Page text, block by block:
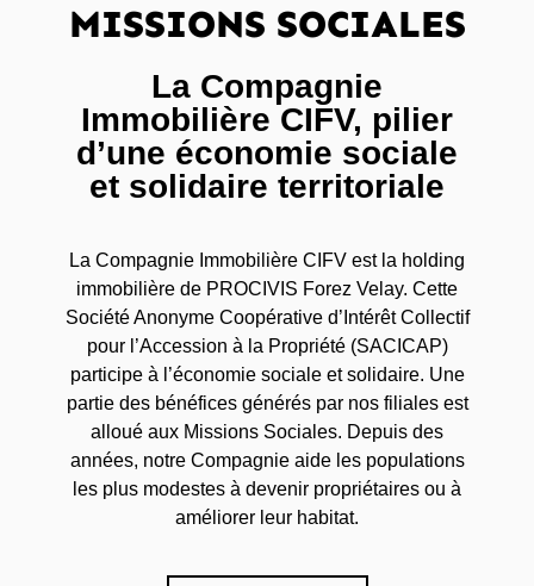
MISSIONS SOCIALES
La Compagnie
Immobilière CIFV, pilier
d’une économie sociale
et solidaire territoriale
La Compagnie Immobilière CIFV est la holding
immobilière de PROCIVIS Forez Velay. Cette
Société Anonyme Coopérative d’Intérêt Collectif
pour l’Accession à la Propriété (SACICAP)
participe à l’économie sociale et solidaire. Une
partie des bénéfices générés par nos filiales est
alloué aux Missions Sociales. Depuis des
années, notre Compagnie aide les populations
les plus modestes à devenir propriétaires ou à
améliorer leur habitat.